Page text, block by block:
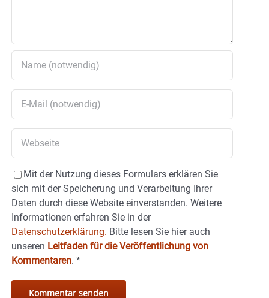
Mit der Nutzung dieses Formulars erklären Sie
sich mit der Speicherung und Verarbeitung Ihrer
Daten durch diese Website einverstanden. Weitere
Informationen erfahren Sie in der
Datenschutzerklärung. Bitte lesen Sie hier auch
unseren Leitfaden für die Veröffentlichung von
Kommentaren. *